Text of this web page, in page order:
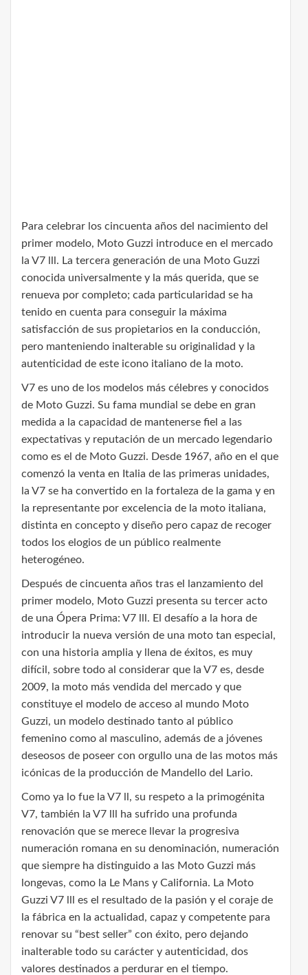
Para celebrar los cincuenta años del nacimiento del
primer modelo, Moto Guzzi introduce en el mercado
la V7 lll. La tercera generación de una Moto Guzzi
conocida universalmente y la más querida, que se
renueva por completo; cada particularidad se ha
tenido en cuenta para conseguir la máxima
satisfacción de sus propietarios en la conducción,
pero manteniendo inalterable su originalidad y la
autenticidad de este icono italiano de la moto.
V7 es uno de los modelos más célebres y conocidos
de Moto Guzzi. Su fama mundial se debe en gran
medida a la capacidad de mantenerse fiel a las
expectativas y reputación de un mercado legendario
como es el de Moto Guzzi. Desde 1967, año en el que
comenzó la venta en Italia de las primeras unidades,
la V7 se ha convertido en la fortaleza de la gama y en
la representante por excelencia de la moto italiana,
distinta en concepto y diseño pero capaz de recoger
todos los elogios de un público realmente
heterogéneo.
Después de cincuenta años tras el lanzamiento del
primer modelo, Moto Guzzi presenta su tercer acto
de una Ópera Prima: V7 lll. El desafío a la hora de
introducir la nueva versión de una moto tan especial,
con una historia amplia y llena de éxitos, es muy
difícil, sobre todo al considerar que la V7 es, desde
2009, la moto más vendida del mercado y que
constituye el modelo de acceso al mundo Moto
Guzzi, un modelo destinado tanto al público
femenino como al masculino, además de a jóvenes
deseosos de poseer con orgullo una de las motos más
icónicas de la producción de Mandello del Lario.
Como ya lo fue la V7 ll, su respeto a la primogénita
V7, también la V7 lll ha sufrido una profunda
renovación que se merece llevar la progresiva
numeración romana en su denominación, numeración
que siempre ha distinguido a las Moto Guzzi más
longevas, como la Le Mans y California. La Moto
Guzzi V7 lll es el resultado de la pasión y el coraje de
la fábrica en la actualidad, capaz y competente para
renovar su “best seller” con éxito, pero dejando
inalterable todo su carácter y autenticidad, dos
valores destinados a perdurar en el tiempo.